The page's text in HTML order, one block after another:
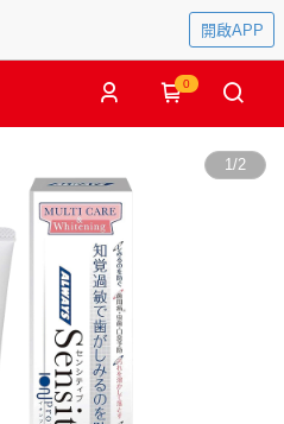
開啟APP
0
1/2